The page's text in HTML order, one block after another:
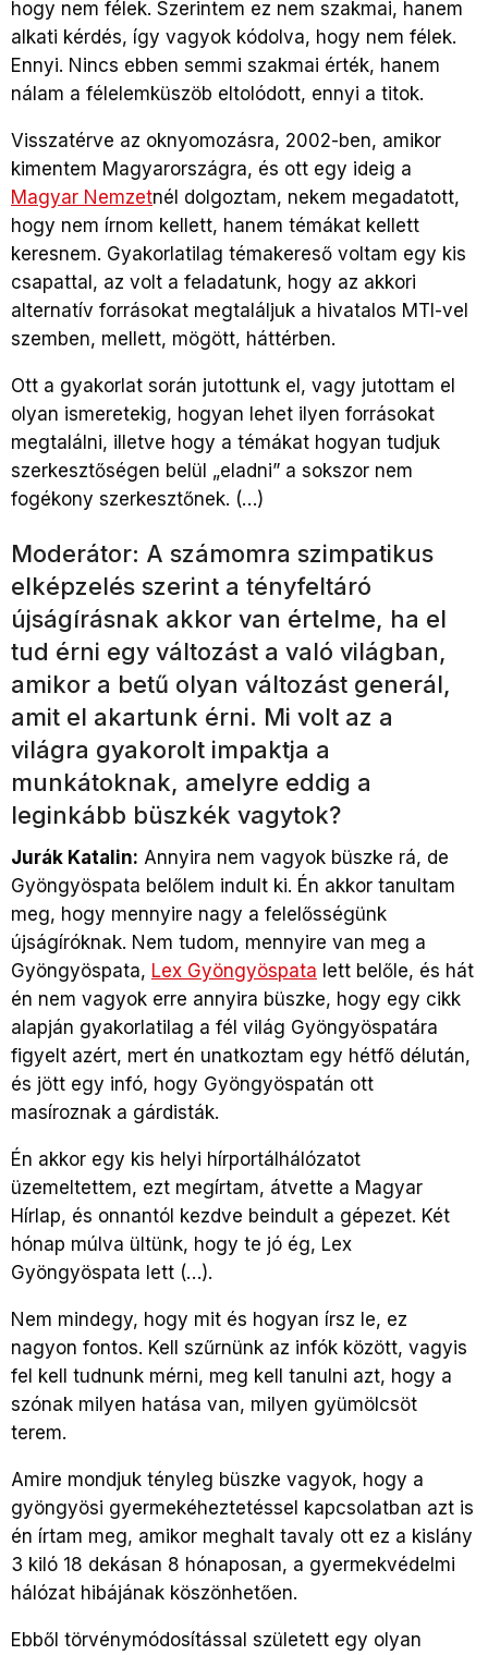
hogy nem félek. Szerintem ez nem szakmai, hanem
alkati kérdés, így vagyok kódolva, hogy nem félek.
Ennyi. Nincs ebben semmi szakmai érték, hanem
nálam a félelemküszöb eltolódott, ennyi a titok.
Visszatérve az oknyomozásra, 2002-ben, amikor
kimentem Magyarországra, és ott egy ideig a
Magyar Nemzetnél dolgoztam, nekem megadatott,
hogy nem írnom kellett, hanem témákat kellett
keresnem. Gyakorlatilag témakereső voltam egy kis
csapattal, az volt a feladatunk, hogy az akkori
alternatív forrásokat megtaláljuk a hivatalos MTI-vel
szemben, mellett, mögött, háttérben.
Ott a gyakorlat során jutottunk el, vagy jutottam el
olyan ismeretekig, hogyan lehet ilyen forrásokat
megtalálni, illetve hogy a témákat hogyan tudjuk
szerkesztőségen belül „eladni” a sokszor nem
fogékony szerkesztőnek. (…)
Moderátor: A számomra szimpatikus
elképzelés szerint a tényfeltáró
újságírásnak akkor van értelme, ha el
tud érni egy változást a való világban,
amikor a betű olyan változást generál,
amit el akartunk érni. Mi volt az a
világra gyakorolt impaktja a
munkátoknak, amelyre eddig a
leginkább büszkék vagytok?
Jurák Katalin: Annyira nem vagyok büszke rá, de
Gyöngyöspata belőlem indult ki. Én akkor tanultam
meg, hogy mennyire nagy a felelősségünk
újságíróknak. Nem tudom, mennyire van meg a
Gyöngyöspata, Lex Gyöngyöspata lett belőle, és hát
én nem vagyok erre annyira büszke, hogy egy cikk
alapján gyakorlatilag a fél világ Gyöngyöspatára
figyelt azért, mert én unatkoztam egy hétfő délután,
és jött egy infó, hogy Gyöngyöspatán ott
masíroznak a gárdisták.
Én akkor egy kis helyi hírportálhálózatot
üzemeltettem, ezt megírtam, átvette a Magyar
Hírlap, és onnantól kezdve beindult a gépezet. Két
hónap múlva ültünk, hogy te jó ég, Lex
Gyöngyöspata lett (…).
Nem mindegy, hogy mit és hogyan írsz le, ez
nagyon fontos. Kell szűrnünk az infók között, vagyis
fel kell tudnunk mérni, meg kell tanulni azt, hogy a
szónak milyen hatása van, milyen gyümölcsöt
terem.
Amire mondjuk tényleg büszke vagyok, hogy a
gyöngyösi gyermekéheztetéssel kapcsolatban azt is
én írtam meg, amikor meghalt tavaly ott ez a kislány
3 kiló 18 dekásan 8 hónaposan, a gyermekvédelmi
hálózat hibájának köszönhetően.
Ebből törvénymódosítással született egy olyan